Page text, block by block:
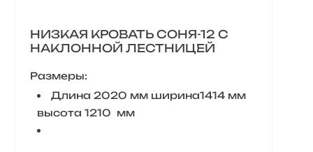
НИЗКАЯ КРОВАТЬ СОНЯ-12 С
НАКЛОННОЙ ЛЕСТНИЦЕЙ
Размеры:
Длина 2020 мм ширина1414 мм
высота 1210 мм